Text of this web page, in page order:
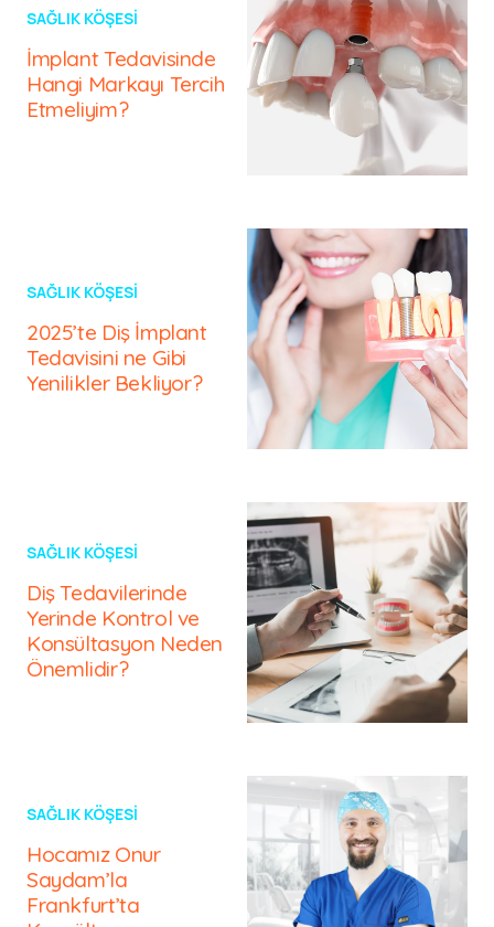
SAĞLIK KÖŞESI
İmplant Tedavisinde
Hangi Markayı Tercih
Etmeliyim?
SAĞLIK KÖŞESI
2025’te Diş İmplant
Tedavisini ne Gibi
Yenilikler Bekliyor?
SAĞLIK KÖŞESI
Diş Tedavilerinde
Yerinde Kontrol ve
Konsültasyon Neden
Önemlidir?
SAĞLIK KÖŞESI
Hocamız Onur
Saydam’la
Frankfurt’ta